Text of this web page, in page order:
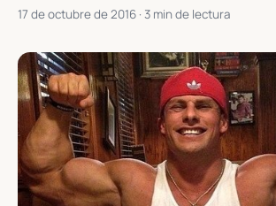
17 de octubre de 2016 · 3 min de lectura